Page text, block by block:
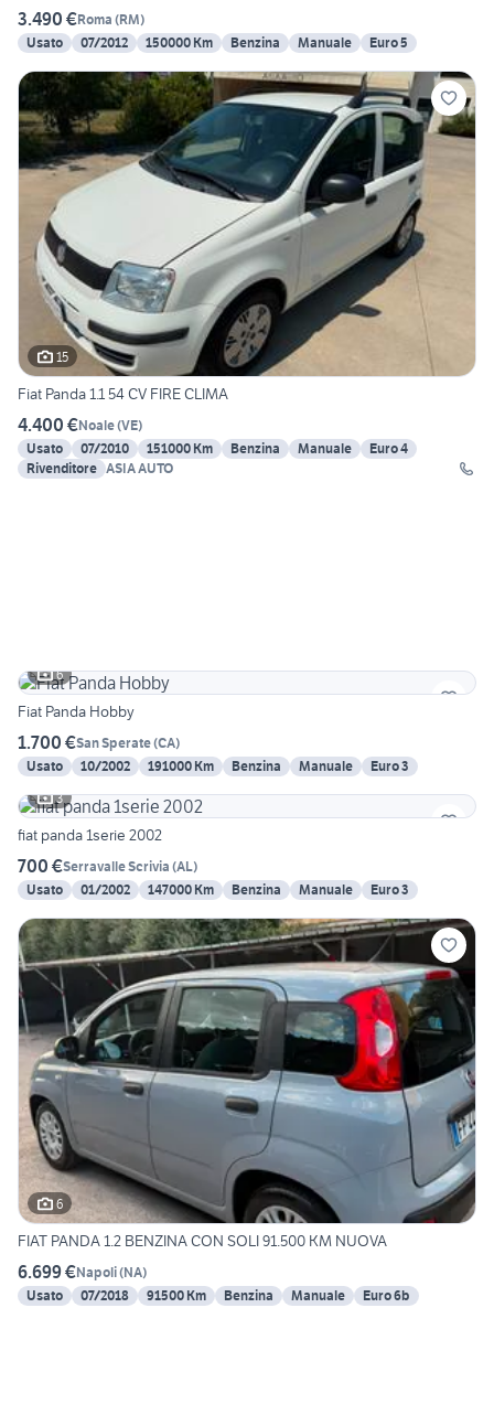
3.490 €Roma (RM)
Usato
07/2012 150000 Km Benzina Manuale Euro 5
15
Fiat Panda 1.1 54 CV FIRE CLIMA
4.400 €Noale(VE)
Usato
07/2010 151000 Km Benzina Manuale
Euro 4
Rivenditore ASIA AUTO
6
Fiat Panda Hobby
1.700 €San Sperate(CA)
Usato
10/2002 191000 Km Benzina Manuale
Euro 3
3
fiat panda 1serie 2002
700 €Serravalle Scrivia (AL)
Usato
01/2002 147000 Km Benzina Manuale Euro 3
6
FIAT PANDA 1.2 BENZINA CON SOLI 91.500 KM NUOVA
6.699 €Napoli(NA)
Usato
07/2018 91500 Km Benzina Manuale Euro 6b